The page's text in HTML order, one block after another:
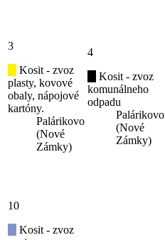
3
Kosit - zvoz
plasty, kovové
obaly, nápojové
kartóny.
Palárikovo
(Nové
Zámky)
4
Kosit - zvoz
komunálneho
odpadu
Palárikovo
(Nové
Zámky)
10
Kosit - zvoz